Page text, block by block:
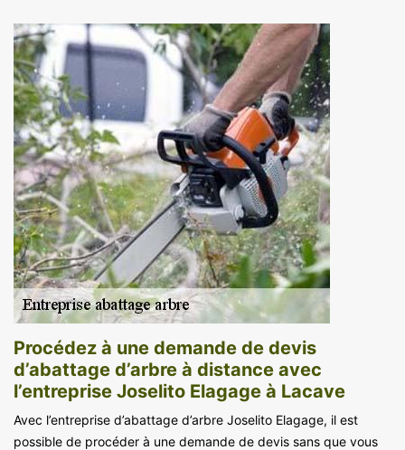
Procédez à une demande de devis
d’abattage d’arbre à distance avec
l’entreprise Joselito Elagage à Lacave
Avec l’entreprise d’abattage d’arbre Joselito Elagage, il est
possible de procéder à une demande de devis sans que vous